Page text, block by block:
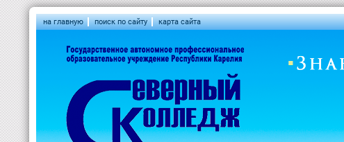
на главную поиск по сайту карта сайта